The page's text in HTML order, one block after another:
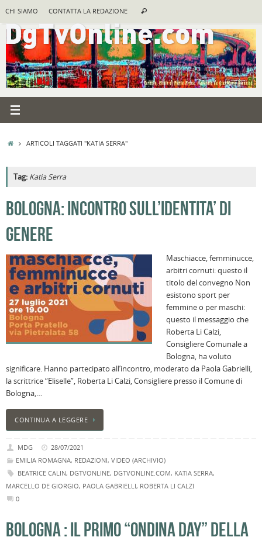
contenuto
CHI SIAMO CONTATTA LA REDAZIONE Cerca
HOMEARTICOLI TAGGATI "KATIA SERRA"
Tag: Katia Serra
BOLOGNA: INCONTRO SULL’IDENTITA’ DI
GENERE
Maschiacce, femminucce,
arbitri cornuti: questo il
titolo del convegno Non
esistono sport per
femmine o per maschi:
questo il messaggio che
Roberta Li Calzi,
Consigliere Comunale a
Bologna, ha voluto
significare. Hanno partecipato all’incontro, moderato da Paola Gabrielli,
la scrittrice “Eliselle”, Roberta Li Calzi, Consigliere presso il Comune di
Bologna,…
CONTINUA A LEGGERE
MDG
28/07/2021
EMILIA ROMAGNA, REDAZIONI, VIDEO (ARCHIVIO)
BEATRICE CALIN, DGTVONLINE, DGTVONLINE.COM, KATIA SERRA,
MARCELLO DE GIORGIO, PAOLA GABRIELLI, ROBERTA LI CALZI
0
BOLOGNA : IL PRIMO “ONDINA DAY” DELLA